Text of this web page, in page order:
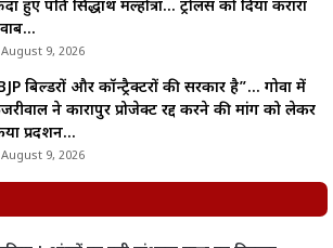
हुए पति सिद्धार्थ मल्होत्रा… ट्रोलर्स को दिया करारा
August 9, 2026
बिल्डरों और कॉन्ट्रैक्टरों की सरकार है”… गोवा में
ने कारापुर प्रोजेक्ट रद्द करने की मांग को लेकर
प्रदर्शन…
August 9, 2026